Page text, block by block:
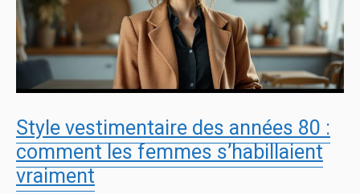
Style vestimentaire des années 80 :
comment les femmes s’habillaient
vraiment